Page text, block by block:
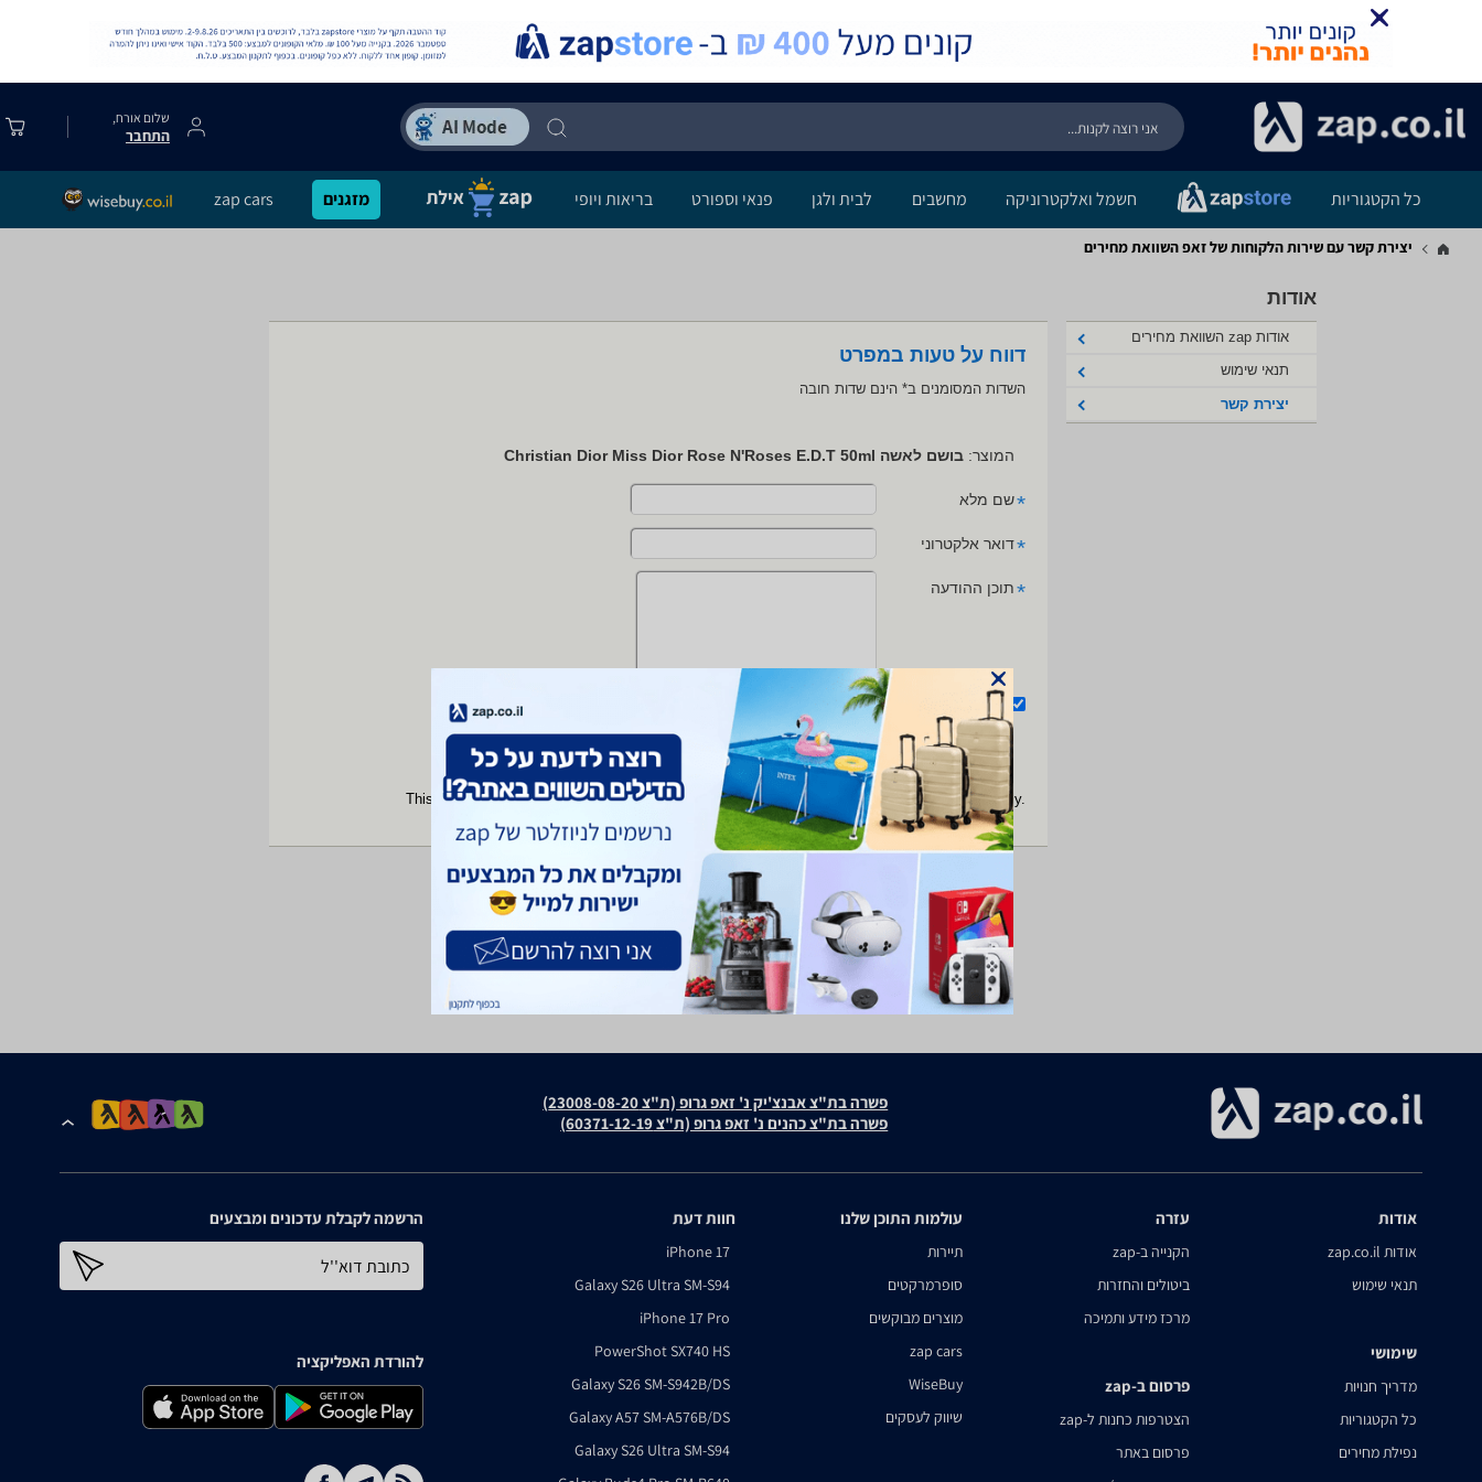
שלום אורח,
התחבר
כל הקטגוריות חשמל ואלקטרוניקה מחשבים לבית ולגן פנאי וספורט בריאות ויופי מזגנים zap cars
יצירת קשר עם שירות הלקוחות של זאפ השוואת מחירים
אודות
אודות zap השוואת מחירים
תנאי שימוש
יצירת קשר
דווח על טעות במפרט
השדות המסומנים ב* הינם שדות חובה
המוצר: בושם לאשה Christian Dior Miss Dior Rose N'Roses E.D.T 50ml
*שם מלא
*דואר אלקטרוני
*תוכן ההודעה
אני מאשר/ת את תנאי השימוש מדיניות הפרטיות
This site is protected by reCAPTCHA and the GooglePrivacy Policy and Terms of Serviceapply.
פשרה בת"צ אבנצ'יק נ' זאפ גרופ (ת"צ 23008-08-20)
פשרה בת"צ כהנים נ' זאפ גרופ (ת"צ 60371-12-19)
אודות
אודות zap.co.il
תנאי שימוש
שימושי
מדריך חנויות
כל הקטגוריות
נפילת מחירים
עזרה
הקנייה ב-zap
ביטולים והחזרות
מרכז מידע ותמיכה
פרסום ב-zap
הצטרפות כחנות ל-zap
פרסום באתר
עולמות התוכן שלנו
תיירות
סופרמרקטים
מוצרים מבוקשים
zap cars
WiseBuy
שיווק לעסקים
חוות דעת
iPhone 17
Galaxy S26 Ultra SM-S94
iPhone 17 Pro
PowerShot SX740 HS
Galaxy S26 SM-S942B/DS
Galaxy A57 SM-A576B/DS
Galaxy S26 Ultra SM-S94
הרשמה לקבלת עדכונים ומבצעים
כתובת דוא''ל
להורדת האפליקציה